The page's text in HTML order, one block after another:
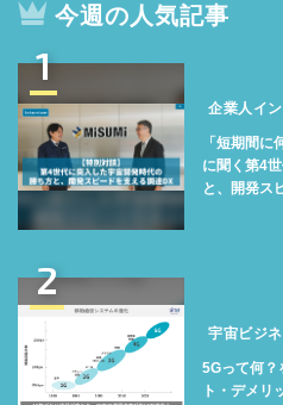
今週の人気記事
1
企業人イ
「短期間
に聞く第4
と、開発ス
2
宇宙ビジ
5Gって何？
ト・デメリ